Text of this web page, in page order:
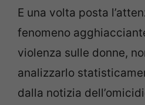
E una volta posta
fenomeno
violenza sulle donne,
analizzarlo
dalla notizia